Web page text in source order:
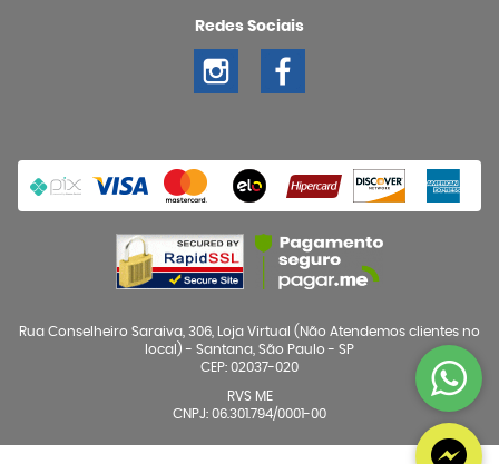
Redes Sociais
Rua Conselheiro Saraiva, 306, Loja Virtual (Não Atendemos clientes no
local) - Santana, São Paulo - SP
CEP: 02037-020
RVS ME
CNPJ: 06.301.794/0001-00